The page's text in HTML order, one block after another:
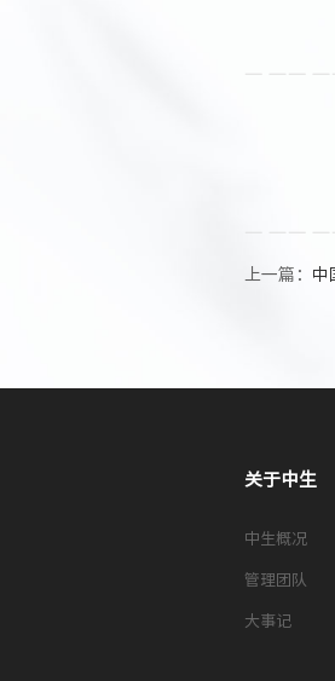
上一篇： 中
关于中生
中生概况
管理团队
大事记